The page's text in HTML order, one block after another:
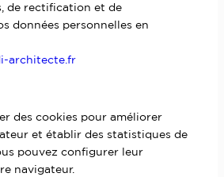
de rectification et de
données personnelles en
architecte.fr
des cookies pour améliorer
et établir des statistiques de
pouvez configurer leur
navigateur.